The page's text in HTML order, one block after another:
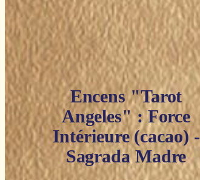
Encens "Tarot
Angeles" : Force
Intérieure (cacao) -
Sagrada Madre